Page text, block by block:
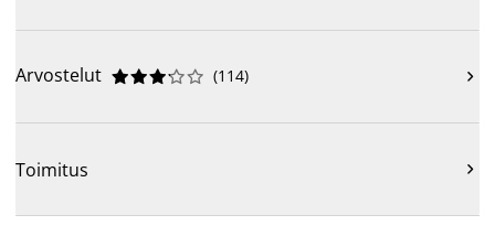
Arvostelut 




 (114) 
Toimitus 